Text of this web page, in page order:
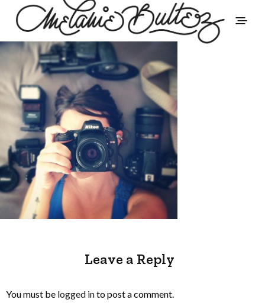
Leave a Reply
You must be logged into post a comment.